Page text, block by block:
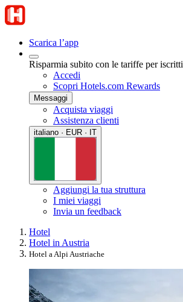
Scarica l’app
Risparmia subito con le tariffe per iscritti
Accedi
Scopri Hotels.com Rewards
Messaggi
Acquista viaggi
Assistenza clienti
italiano · EUR · IT
Aggiungi la tua struttura
I miei viaggi
Invia un feedback
Hotel
Hotel in Austria
Hotel a Alpi Austriache